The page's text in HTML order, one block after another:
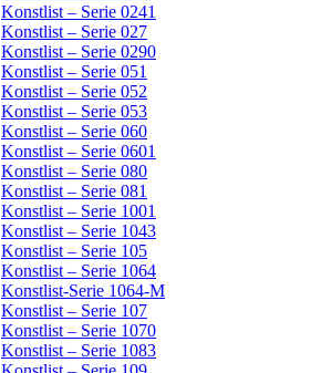
Konstlist – Serie 0241
Konstlist – Serie 027
Konstlist – Serie 0290
Konstlist – Serie 051
Konstlist – Serie 052
Konstlist – Serie 053
Konstlist – Serie 060
Konstlist – Serie 0601
Konstlist – Serie 080
Konstlist – Serie 081
Konstlist – Serie 1001
Konstlist – Serie 1043
Konstlist – Serie 105
Konstlist – Serie 1064
Konstlist-Serie 1064-M
Konstlist – Serie 107
Konstlist – Serie 1070
Konstlist – Serie 1083